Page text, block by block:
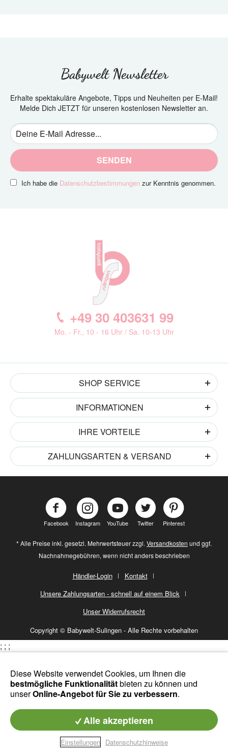
Babywelt Newsletter
Erhalte spektakuläre Angebote, Tipps und Neuheiten per E-Mail!
Melde Dich JETZT für unseren kostenlosen Newsletter an.
SENDEN
Ich habe die Datenschutzbestimmungen zur Kenntnis genommen.
+49 30 403631 99
Mo. - Fr., 10 - 16 Uhr / Sa. 10-13 Uhr
SHOP SERVICE
INFORMATIONEN
IHRE VORTEILE
ZAHLUNGSARTEN & VERSAND
Facebook Instagram YouTube Twitter Pinterest
* Alle Preise inkl. gesetzl. Mehrwertsteuer zzgl. Versandkosten und ggf.
Nachnahmegebühren, wenn nicht anders beschrieben
Händler-Login
Kontakt
Unsere Zahlungsarten - schnell auf einem Blick
Unser Widerrufsrecht
Copyright © Babywelt-Sulingen - Alle Rechte vorbehalten
Diese Website verwendet Cookies, um Ihnen die
bestmögliche Funktionalitätbieten zu können und
unserOnline-Angebot für Sie zu verbessern.
Alle akzeptieren
Einstellungen Datenschutzhinweise
; ; ;